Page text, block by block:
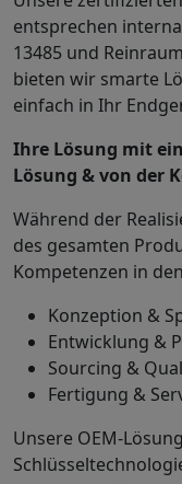
entsprechen
13485 und
bieten wir smarte
einfach in Ihr
Ihre Lösung mit
Lösung & von der
Während der
des gesamten
Kompetenzen in
Konzeption &
Entwicklung &
Sourcing &
Fertigung &
Unsere OEM-